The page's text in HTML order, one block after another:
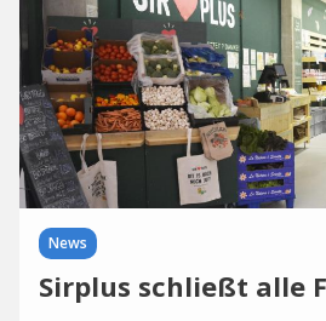
News
Sirplus schließt alle